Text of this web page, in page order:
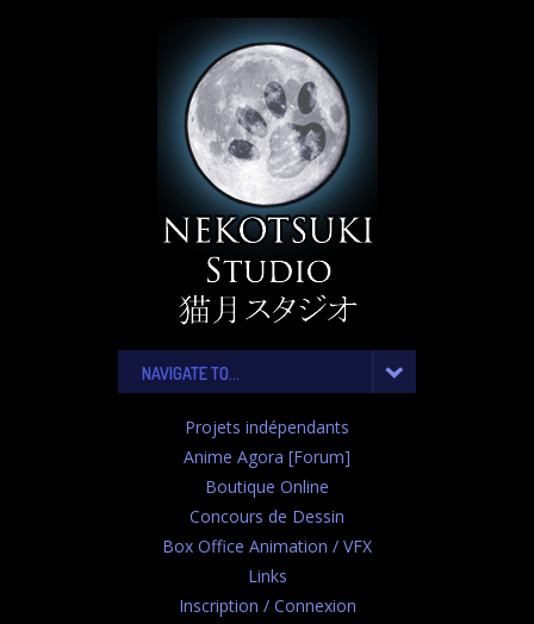
NAVIGATE TO...
Projets indépendants
Anime Agora [Forum]
Boutique Online
Concours de Dessin
Box Office Animation / VFX
Links
Inscription / Connexion